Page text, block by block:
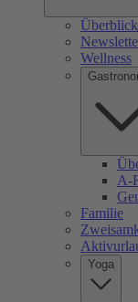
Wellness
A-
Familie
Yoga